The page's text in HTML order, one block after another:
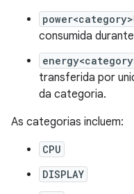
consumida
transferida por
da categoria.
As categorias incluem:
CPU
DISPLAY